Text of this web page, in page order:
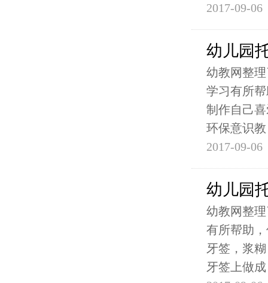
2017-09-06
幼儿园
幼教网整
学习有所
制作自己
环保意识教
2017-09-06
幼儿园
幼教网整
有所帮助
牙签，浆
牙签上做成